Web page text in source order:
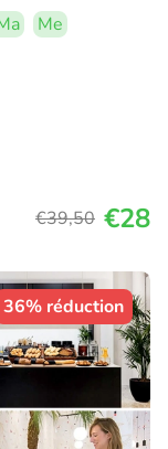
Me
€39,50 €28
36% réduction